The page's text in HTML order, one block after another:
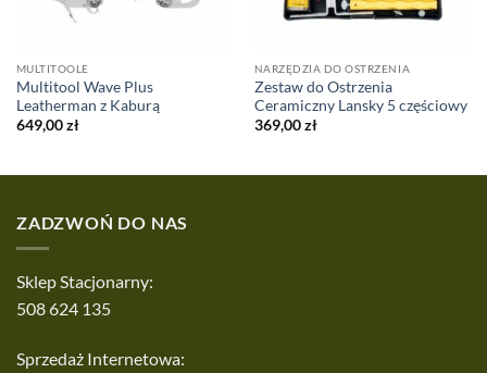
MULTITOOLE
Multitool Wave Plus
Leatherman z Kaburą
649,00zł
NARZĘDZIA DO OSTRZENIA
Zestaw do Ostrzenia
Ceramiczny Lansky 5 częściowy
369,00zł
ZADZWOŃ DO NAS
Sklep Stacjonarny:
508 624 135
Sprzedaż Internetowa: